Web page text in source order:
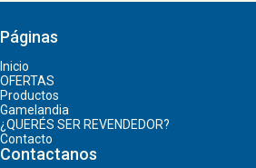
Páginas
Inicio
OFERTAS
Productos
Gamelandia
¿QUERÉS SER REVENDEDOR?
Contacto
Contactanos